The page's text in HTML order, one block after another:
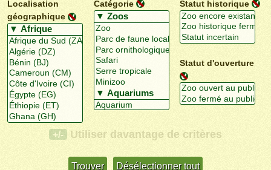
Localisation
géographique
Catégorie Statut historique
Statut d'ouverture
+/- Utiliser davantage de critères